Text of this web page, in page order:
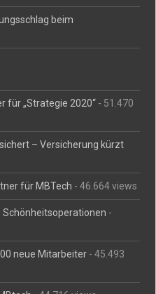
beim
für „Strategie 2020“ - 51.470
– Versicherung kürzt
für MBTech - 46.664 views
Schönheitsoperationen -
neue Mitarbeiter - 45.493